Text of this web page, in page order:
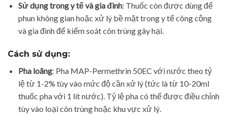
Sử dụng trong y tế và gia đình: Thuốc còn được dùng để
phun không gian hoặc xử lý bề mặt trong y tế công cộng
và gia đình để kiểm soát côn trùng gây hại.
Cách sử dụng:
Pha loãng: Pha MAP-Permethrin 50EC với nước theo tỷ
lệ từ 1-2% tùy vào mức độ cần xử lý (tức là từ 10-20ml
thuốc pha với 1 lít nước). Tỷ lệ pha có thể được điều chỉnh
tùy vào loại côn trùng hoặc khu vực xử lý.